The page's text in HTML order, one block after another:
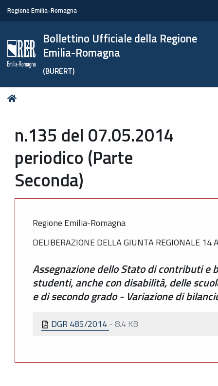
Regione Emilia-Romagna
Bollettino Ufficiale della Regione
Emilia-Romagna
(BURERT)
Tu
n.135 del 07.05.2014
periodico (Parte
Seconda)
Regione Emilia-Romagna
DELIBERAZIONE DELLA GIUNTA REGIONALE 14
Assegnazione dello Stato di contributi e
studenti, anche con disabilità, delle
e di secondo grado - Variazione di
DGR 485/2014- 8.4 KB